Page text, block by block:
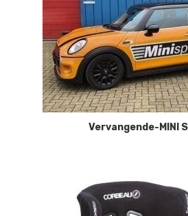
Vervangende-MINI